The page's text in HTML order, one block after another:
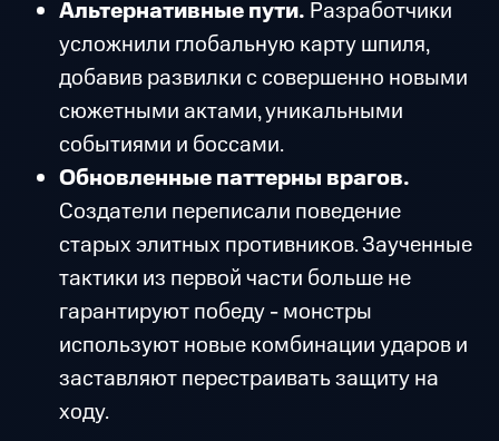
Альтернативные пути. Разработчики
усложнили глобальную карту шпиля,
добавив развилки с совершенно новыми
сюжетными актами, уникальными
событиями и боссами.
Обновленные паттерны врагов.
Создатели переписали поведение
старых элитных противников. Заученные
тактики из первой части больше не
гарантируют победу - монстры
используют новые комбинации ударов и
заставляют перестраивать защиту на
ходу.